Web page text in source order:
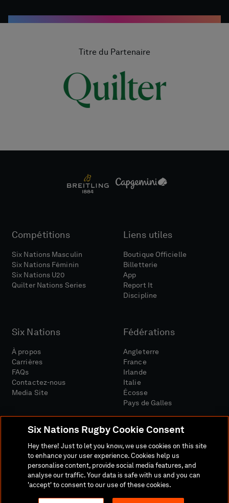
Titre du Partenaire
Compétitions
Six Nations Masculin
Six Nations Féminin
Six Nations U20
Quilter Nations Series
Liens utiles
Boutique Officielle
Billetterie
App
Report It
Discipline
Six Nations
À propos
Carrières
FAQs
Contactez-nous
Media Site
Fédérations
Angleterre
France
Irlande
Italie
Écosse
Pays de Galles
Site MédiaConditions Générales
Politique De ConfidentialitéPolitique De Cookies
Politique Sociale Et Numérique
Six Nations Rugby Cookie Consent
Hey there! Just to let you know, we use cookies on this site
to enhance your user experience. Cookies help us
personalise content, provide social media features, and
analyse our traffic. Your data is safe with us and you can
'accept' to consent to our use of these cookies.